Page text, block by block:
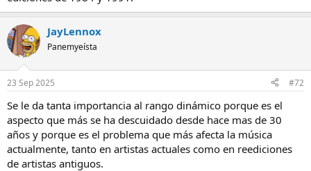
pobre y grandes resultados de rango. "Curiosamente" los discos de
"suenan mejor" (según el link) en los 70 que en los 90...
Es que, un disco como "Dangerous" comparado con "Off The Wall",
en el que tienes efectos de sonidos (con la clara intención de que
destaquen) y otro donde solo hay instrumentos clásicos, va a tener
por narices un rango dinámico distinto por coj... por narices, otra
vez.
JayLennox
Panemyeísta
23 Sep 2025 #72
Se le da tanta importancia al rango dinámico porque es el
aspecto que más se ha descuidado desde hace mas de 30
años y porque es el problema que más afecta la música
actualmente, tanto en artistas actuales como en reediciones
de artistas antiguos.